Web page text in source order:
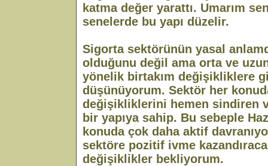
katma değer yarattı. Umarım
senelerde bu yapı düzelir.
Sigorta sektörünün yasal
olduğunu değil ama orta ve
yönelik birtakım değişikliklere
düşünüyorum. Sektör her
değişikliklerini hemen sindiren
bir yapıya sahip. Bu sebeple
konuda çok daha aktif
sektöre pozitif ivme
değişiklikler bekliyorum.